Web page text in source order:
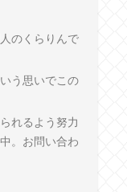
のくらりんで
う思いでこの
れるよう努力
。お問い合わ